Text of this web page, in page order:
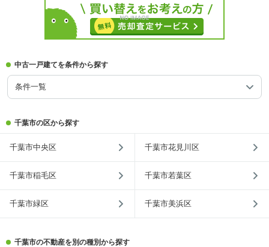
中古一戸建てを条件から探す
条件一覧
千葉市の区から探す
千葉市中央区 千葉市花見川区
千葉市稲毛区 千葉市若葉区
千葉市緑区 千葉市美浜区
千葉市の不動産を別の種別から探す